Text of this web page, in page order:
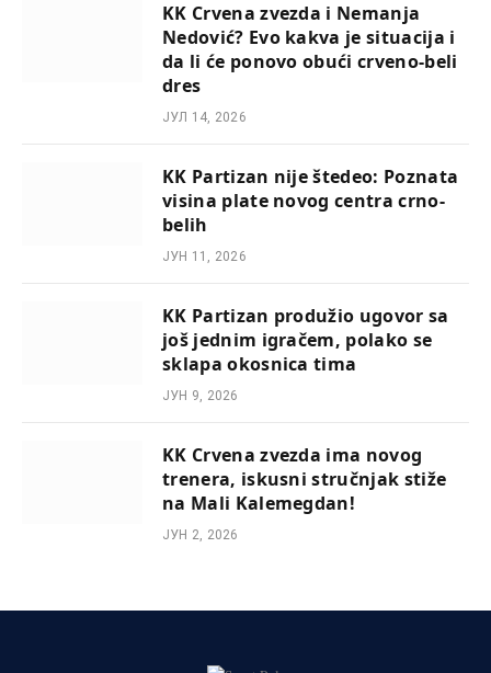
KK Crvena zvezda i Nemanja
Nedović? Evo kakva je situacija i
da li će ponovo obući crveno-beli
dres
ЈУЛ 14, 2026
KK Partizan nije štedeo: Poznata
visina plate novog centra crno-
belih
ЈУН 11, 2026
KK Partizan produžio ugovor sa
još jednim igračem, polako se
sklapa okosnica tima
ЈУН 9, 2026
KK Crvena zvezda ima novog
trenera, iskusni stručnjak stiže
na Mali Kalemegdan!
ЈУН 2, 2026